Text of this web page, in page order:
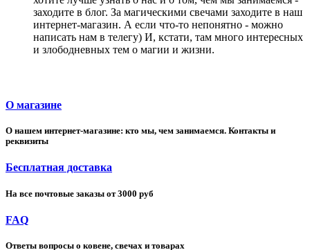
заходите в блог. За магическими свечами заходите в наш
интернет-магазин. А если что-то непонятно - можно
написать нам в телегу) И, кстати, там много интересных
и злободневных тем о магии и жизни.
О магазине
О нашем интернет-магазине: кто мы, чем занимаемся. Контакты и
реквизиты
Бесплатная доставка
На все почтовые заказы от 3000 руб
FAQ
Ответы вопросы о ковене, свечах и товарах